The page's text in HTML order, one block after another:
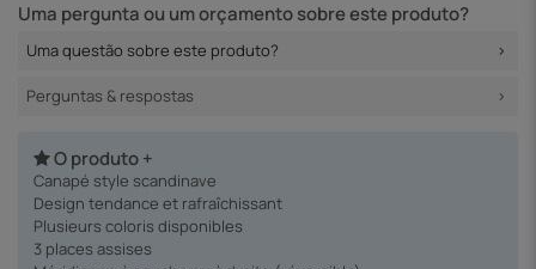
Uma pergunta ou um orçamento sobre este produto?
Uma questão sobre este produto?
Perguntas & respostas
O produto +
Canapé style scandinave
Design tendance et rafraîchissant
Plusieurs coloris disponibles
3 places assises